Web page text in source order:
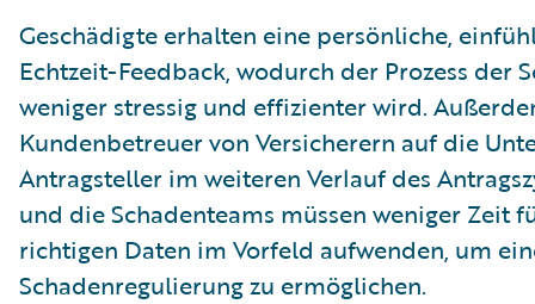
Geschädigte erhalten eine persönliche,
Echtzeit-Feedback, wodurch der Prozess der
weniger stressig und effizienter wird.
Kundenbetreuer von Versicherern auf die
Antragsteller im weiteren Verlauf des
und die Schadenteams müssen weniger Zeit
richtigen Daten im Vorfeld aufwenden, um
Schadenregulierung zu ermöglichen.